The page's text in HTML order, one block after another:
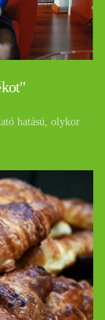
hatású, olykor